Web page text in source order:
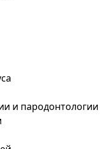
и пародонтологии